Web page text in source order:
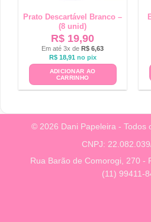
Prato Descartável Branco –
(8 unid)
R$ 19,90
Em até 3x de R$ 6,63
R$18,91 no pix
ADICIONAR AO
CARRINHO
© 2026 Dani Papeleira - Todos
CNPJ:
Rua Barão de Comorogi, 270 -
(11) 99411-